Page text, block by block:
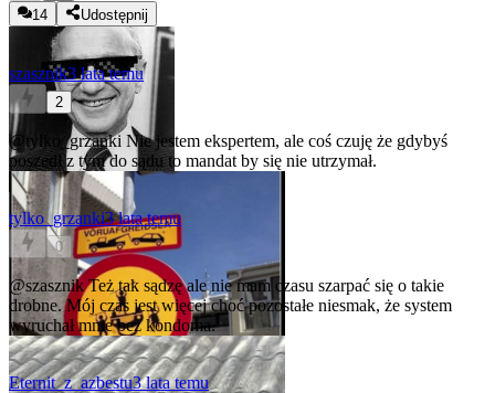
14
Udostępnij
szasznik3 lata temu
2
@tylko_grzanki Nie jestem ekspertem, ale coś czuję że gdybyś
poszedł z tym do sądu to mandat by się nie utrzymał.
tylko_grzanki3 lata temu
0
@szasznikTeż tak sądzę ale nie mam czasu szarpać się o takie
drobne. Mój czas jest więcej choć pozostałe niesmak, że system
wyruchał mnie bez kondoma.
Eternit_z_azbestu3 lata temu